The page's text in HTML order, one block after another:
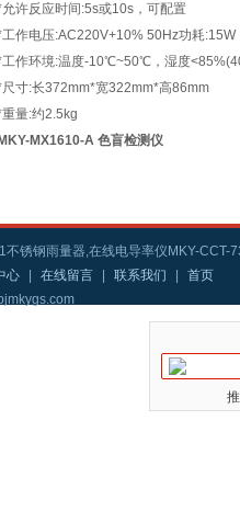
许反应时间:5s或10s，可配置
作电压:AC220V+10% 50Hz功耗:15W
工作环境:温度-10℃~50℃，湿度
寸:长372mm*宽322mm*高86mm
量:约2.5kg
MKY-MX1610-A 色盲检测仪
锈钢雨量器,在线电导率仪MKY-CCT-
心 在线留言 联系我们
首页